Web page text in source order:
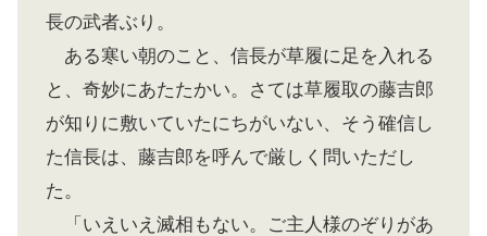
長の武者ぶり。
ある寒い朝のこと、信長が草履に足を入れる
と、奇妙にあたたかい。さては草履取の藤吉郎
が知りに敷いていたにちがいない、そう確信し
た信長は、藤吉郎を呼んで厳しく問いただし
た。
「いえいえ滅相もない。ご主人様のぞりがあ